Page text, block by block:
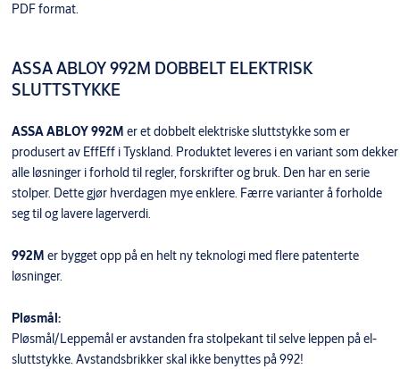
PDF format.
ASSA ABLOY 992M DOBBELT ELEKTRISK
SLUTTSTYKKE
ASSA ABLOY 992M er et dobbelt elektriske sluttstykke som er
produsert av EffEff i Tyskland. Produktet leveres i en variant som dekker
alle løsninger i forhold til regler, forskrifter og bruk. Den har en serie
stolper. Dette gjør hverdagen mye enklere. Færre varianter å forholde
seg til og lavere lagerverdi.
992M er bygget opp på en helt ny teknologi med flere patenterte
løsninger.
Pløsmål:
Pløsmål/Leppemål er avstanden fra stolpekant til selve leppen på el-
sluttstykke. Avstandsbrikker skal ikke benyttes på 992!